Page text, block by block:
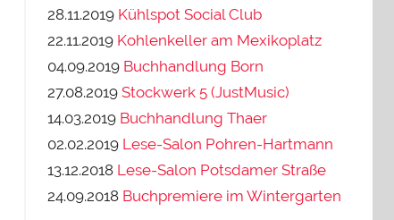
28.11.2019 Kühlspot Social Club
22.11.2019 Kohlenkeller am Mexikoplatz
04.09.2019 Buchhandlung Born
27.08.2019 Stockwerk 5 (JustMusic)
14.03.2019 Buchhandlung Thaer
02.02.2019 Lese-Salon Pohren-Hartmann
13.12.2018 Lese-Salon Potsdamer Straße
24.09.2018 Buchpremiere im Wintergarten